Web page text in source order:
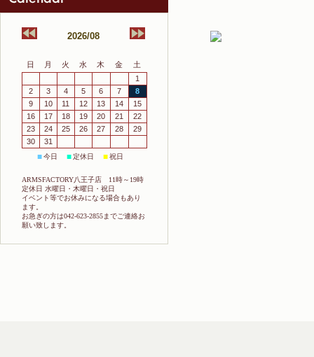
2026/08
日 月 火 水 木 金
土
1
2
3 4 5 6 7
8
9
10 11 12 13 14
15
16
17 18 19 20 21
22
23
24 25 26 27 28
29
30
31
■ 今日 ■ 定休日 ■ 祝日
ARMSFACTORY八王子店 11時～19時
定休日 水曜日・木曜日・祝日
イベント等でお休みになる場合もあり
ます。
お急ぎの方は042-623-2855までご連絡お
願い致します。